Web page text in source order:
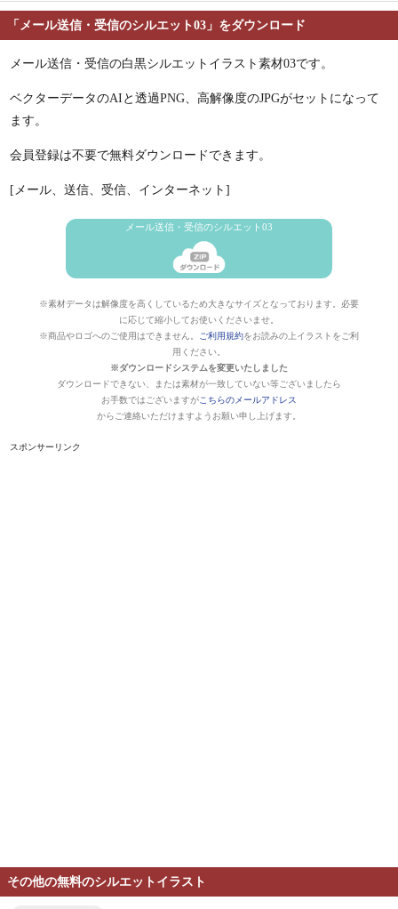
「メール送信・受信のシルエット03」をダウンロード
メール送信・受信の白黒シルエットイラスト素材03です。
ベクターデータのAIと透過PNG、高解像度のJPGがセットになって
ます。
会員登録は不要で無料ダウンロードできます。
[メール、送信、受信、インターネット]
メール送信・受信のシルエット03
※素材データは解像度を高くしているため大きなサイズとなっております。必要
に応じて縮小してお使いくださいませ。
※商品やロゴへのご使用はできません。
ご利用規約をお読みの上イラストをご利
用ください。
※ダウンロードシステムを変更いたしました
ダウンロードできない、または素材が一致していない等ございましたら
お手数ではございますがこちらのメールアドレス
からご連絡いただけますようお願い申し上げます。
スポンサーリンク
その他の無料のシルエットイラスト